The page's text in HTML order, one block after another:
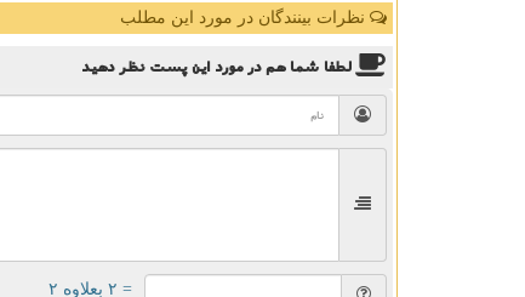
نظرات بینندگان در مورد این مطلب
لطفا شما همدر مورد این پستنظر دهید
= ۲ بعلاوه ۲